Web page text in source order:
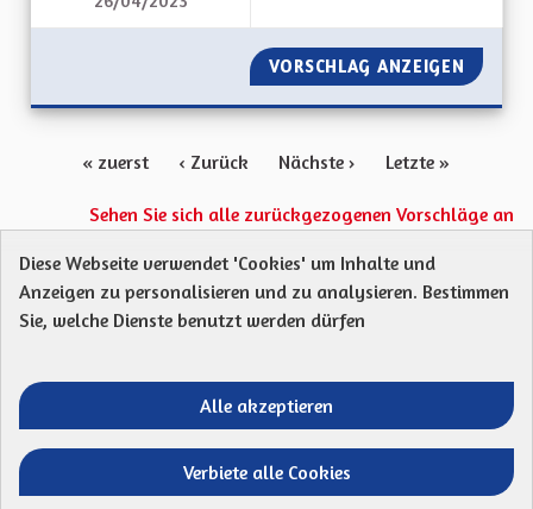
VORSCHLAG ANZEIGEN
« zuerst ‹ Zurück Nächste › Letzte »
Sehen Sie sich alle zurückgezogenen Vorschläge an
Protection des Données
Charte de contribution
Mentions légales
Was sind Gremien?
Standardtitel für initiatives
Open Data Dateien herunterladen
Entre vos mains - Collectivité
Entre vos mains - Collectivité
Entre vos mains - Collectivité
Entre vos mains -
Diese Webseite verwendet 'Cookies' um Inhalte und
Anzeigen zu personalisieren und zu analysieren. Bestimmen
Sie, welche Dienste benutzt werden dürfen
Alle akzeptieren
Verbiete alle Cookies